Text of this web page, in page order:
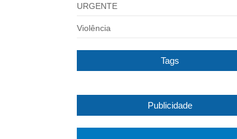
URGENTE
Violência
Tags
Publicidade